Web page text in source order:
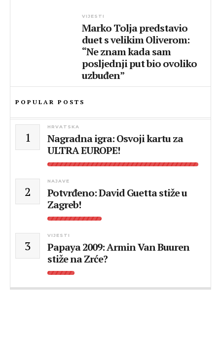
VIJESTI
Marko Tolja predstavio
duet s velikim Oliverom:
“Ne znam kada sam
posljednji put bio ovoliko
uzbuđen”
POPULAR POSTS
1
HRVATSKA
Nagradna igra: Osvoji kartu za
ULTRA EUROPE!
2
NAJAVE
Potvrđeno: David Guetta stiže u
Zagreb!
3
VIJESTI
Papaya 2009: Armin Van Buuren
stiže na Zrće?